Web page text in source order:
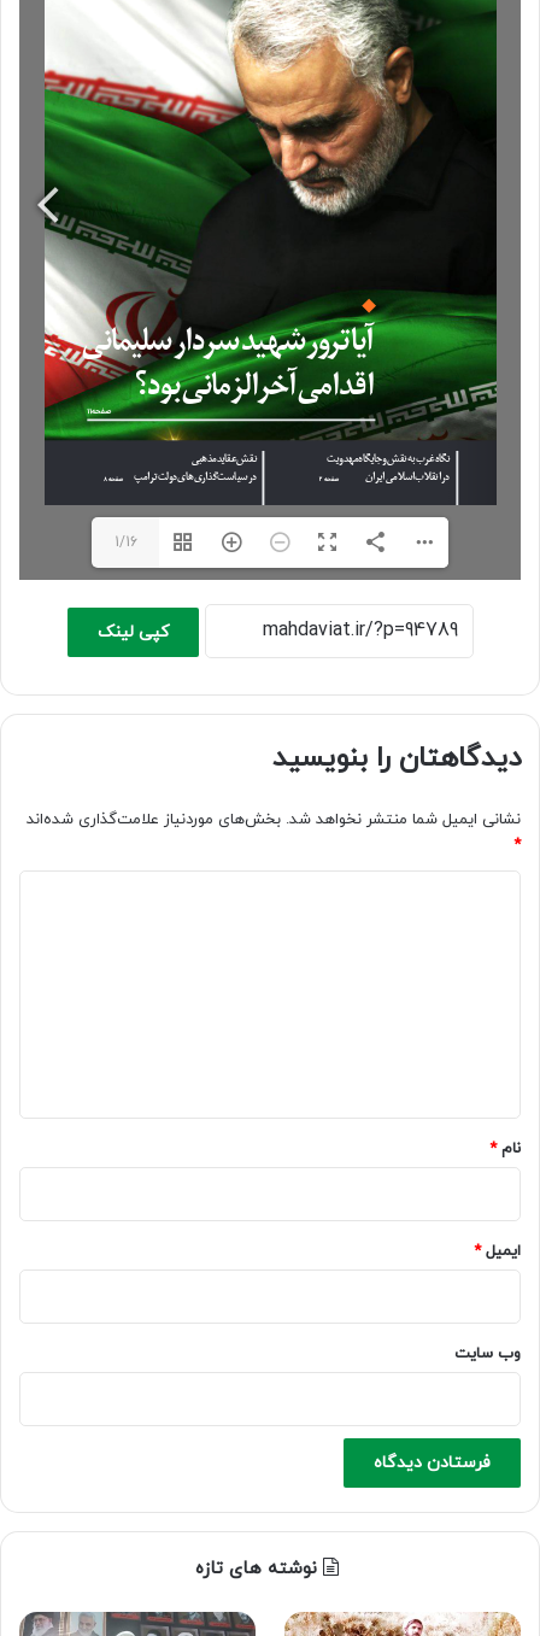
1/16
کپی لینک
دیدگاهتان را بنویسید
نشانی ایمیل شما منتشر نخواهد شد. بخش‌های موردنیاز علامت‌گذاری شده‌اند
*
نام*
ایمیل*
وب‌ سایت
نوشته های تازه